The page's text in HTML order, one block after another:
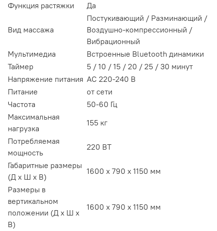
Функция растяжки Да
Вид массажа
Постукивающий / Разминающий /
Воздушно-компрессионный /
Вибрационный
Мультимедиа
Встроенные Bluetooth динамики
Таймер
5 / 10 / 15 / 20 / 25 / 30 минут
Напряжение питания АС 220-240 В
Питание
от сети
Частота
50-60 Гц
Максимальная
нагрузка
155 кг
Потребляемая
мощность
220 ВТ
Габаритные размеры
(Д х Ш х В)
1600 x 790 x 1150 мм
Размеры в
вертикальном
положении (Д х Ш х
В)
1600 x 790 x 1150 мм